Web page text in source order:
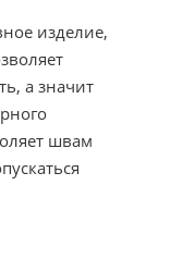
изделие,
а значит
швам